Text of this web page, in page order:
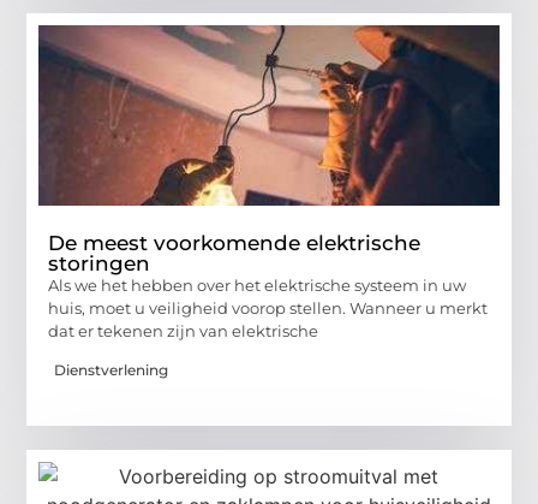
De meest voorkomende elektrische
storingen
Als we het hebben over het elektrische systeem in uw
huis, moet u veiligheid voorop stellen. Wanneer u merkt
dat er tekenen zijn van elektrische
Dienstverlening